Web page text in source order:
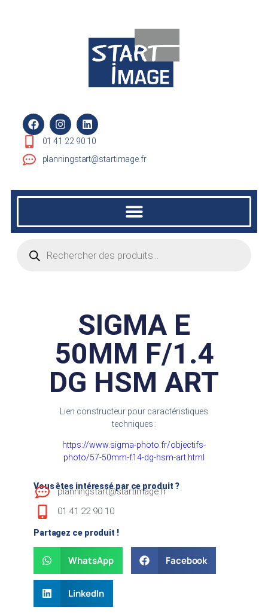
01 41 22 90 10
planningstart@startimage.fr
SIGMA E
50MM F/1.4
DG HSM ART
Lien constructeur pour caractéristiques
techniques :
https://www.sigma-photo.fr/objectifs-
photo/57-50mm-f14-dg-hsm-art.html
Vous êtes intéressé par ce produit ?
planningstart@startimage.fr
01 41 22 90 10
Partagez ce produit !
WhatsApp Facebook
LinkedIn